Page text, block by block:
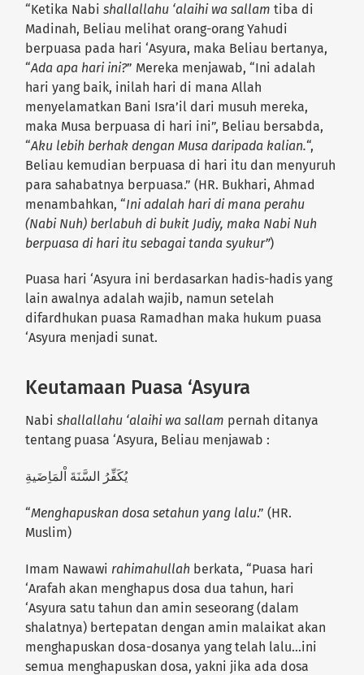
“Ketika Nabishallallahu ‘alaihi wa sallam tiba di
Madinah, Beliau melihat orang-orang Yahudi
berpuasa pada hari ‘Asyura, maka Beliau bertanya,
“Ada apa hari ini?” Mereka menjawab, “Ini adalah
hari yang baik, inilah hari di mana Allah
menyelamatkan Bani Isra’il dari musuh mereka,
maka Musa berpuasa di hari ini”, Beliau bersabda,
“Aku lebih berhak dengan Musa daripada kalian.“,
Beliau kemudian berpuasa di hari itu dan menyuruh
para sahabatnya berpuasa.” (HR. Bukhari, Ahmad
menambahkan, “Ini adalah hari di mana perahu
(Nabi Nuh) berlabuh di bukit Judiy, maka Nabi Nuh
berpuasa di hari itu sebagai tanda syukur”)
Puasa hari ‘Asyura ini berdasarkan hadis-hadis yang
lain awalnya adalah wajib, namun setelah
difardhukan puasa Ramadhan maka hukum puasa
‘Asyura menjadi sunat.
Keutamaan Puasa ‘Asyura
Nabishallallahu ‘alaihi wa sallam pernah ditanya
tentang puasa ‘Asyura, Beliau menjawab :
يُكَفِّرُ السَّنَةَ اْلمَاِضَيةِ
“Menghapuskan dosa setahun yang lalu.” (HR.
Muslim)
Imam Nawawi rahimahullah berkata, “Puasa hari
‘Arafah akan menghapus dosa dua tahun, hari
‘Asyura satu tahun dan amin seseorang (dalam
shalatnya) bertepatan dengan amin malaikat akan
menghapuskan dosa-dosanya yang telah lalu…ini
semua menghapuskan dosa, yakni jika ada dosa